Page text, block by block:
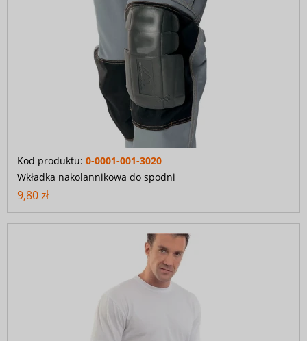
Kod produktu: 0-0001-001-3020
Wkładka nakolannikowa do spodni
9,80 zł